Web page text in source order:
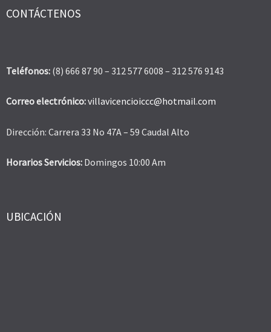
CONTÁCTENOS
Teléfonos: (8) 666 87 90 – 312 577 6008 – 312 576 9143
Correo electrónico:villavicencioiccc@hotmail.com
Dirección: Carrera 33 No 47A – 59 Caudal Alto
Horarios Servicios: Domingos 10:00 Am
UBICACIÓN